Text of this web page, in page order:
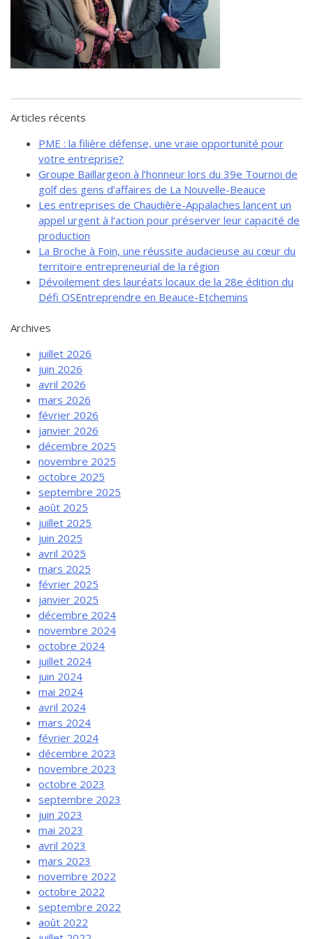
de solidarité
Futurpreneur
Toile entrepreneuriale Nouvelle-
Beauce
Articles récents
PME : la filière défense, une vraie opportunité pour
votre entreprise?
Groupe Baillargeon à l’honneur lors du 39e Tournoi de
golf des gens d’affaires de La Nouvelle-Beauce
Les entreprises de Chaudière-Appalaches lancent un
appel urgent à l’action pour préserver leur capacité de
production
La Broche à Foin, une réussite audacieuse au cœur du
territoire entrepreneurial de la région
Dévoilement des lauréats locaux de la 28e édition du
Défi OSEntreprendre en Beauce-Etchemins
Archives
juillet 2026
juin 2026
avril 2026
mars 2026
février 2026
janvier 2026
décembre 2025
novembre 2025
octobre 2025
septembre 2025
août 2025
juillet 2025
juin 2025
avril 2025
mars 2025
février 2025
janvier 2025
décembre 2024
novembre 2024
octobre 2024
juillet 2024
juin 2024
mai 2024
avril 2024
mars 2024
février 2024
décembre 2023
novembre 2023
octobre 2023
septembre 2023
juin 2023
mai 2023
avril 2023
mars 2023
novembre 2022
octobre 2022
septembre 2022
août 2022